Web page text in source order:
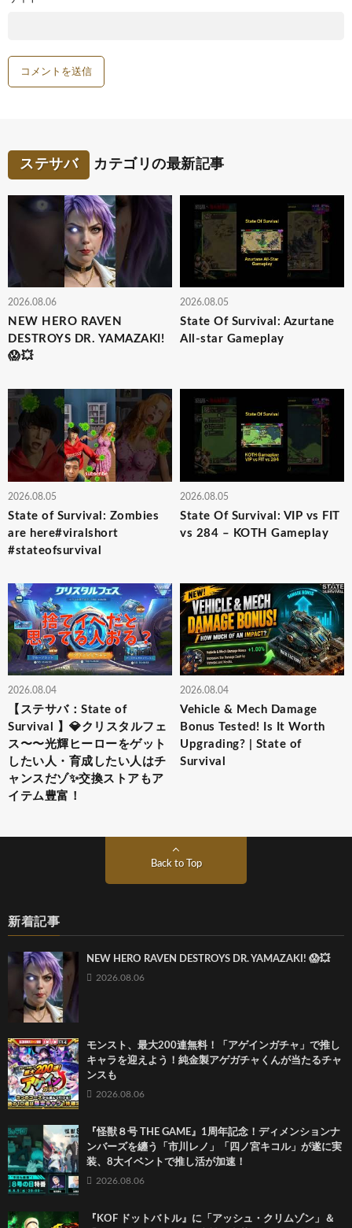
ステサバ カテゴリの最新記事
2026.08.06
NEW HERO RAVEN
DESTROYS DR. YAMAZAKI!
😱💥
2026.08.05
State Of Survival: Azurtane
All-star Gameplay
2026.08.05
State of Survival: Zombies
are here#viralshort
#stateofsurvival
2026.08.05
State Of Survival: VIP vs FIT
vs 284 – KOTH Gameplay
2026.08.04
【ステサバ：State of
Survival 】💎クリスタルフェ
ス〜〜光輝ヒーローをゲット
したい人・育成したい人はチ
ャンスだゾ✨交換ストアもア
イテム豊富！
2026.08.04
Vehicle & Mech Damage
Bonus Tested! Is It Worth
Upgrading? | State of
Survival
Back to Top
新着記事
NEW HERO RAVEN DESTROYS DR. YAMAZAKI! 😱💥
2026.08.06
モンスト、最大200連無料！「アゲインガチャ」で推し
キャラを迎えよう！純金製アゲガチャくんが当たるチャ
ンスも
2026.08.06
『怪獣８号 THE GAME』1周年記念！ディメンションナ
ンバーズを纏う「市川レノ」「四ノ宮キコル」が遂に実
装、8大イベントで推し活が加速！
2026.08.06
『KOF ドットバトル』に「アッシュ・クリムゾン」＆